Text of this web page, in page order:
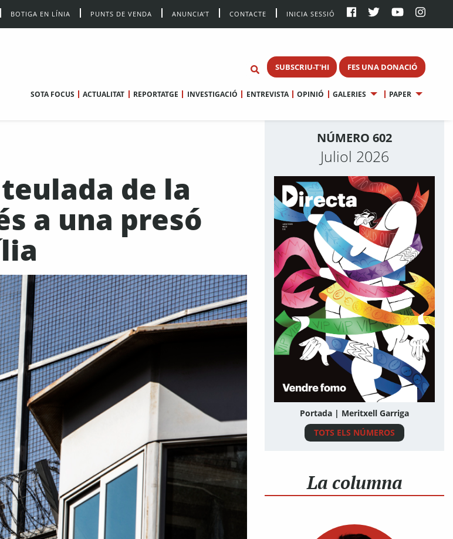
BOTIGA EN LÍNIA PUNTS DE VENDA ANUNCIA’T CONTACTE INICIA SESSIÓ
SUBSCRIU-T'HI FES UNA DONACIÓ
SOTA FOCUS ACTUALITAT REPORTATGE INVESTIGACIÓ ENTREVISTA OPINIÓ GALERIES PAPER
de la
a una presó
NÚMERO 602
Juliol 2026
Portada | Meritxell Garriga
TOTS ELS NÚMEROS
La columna